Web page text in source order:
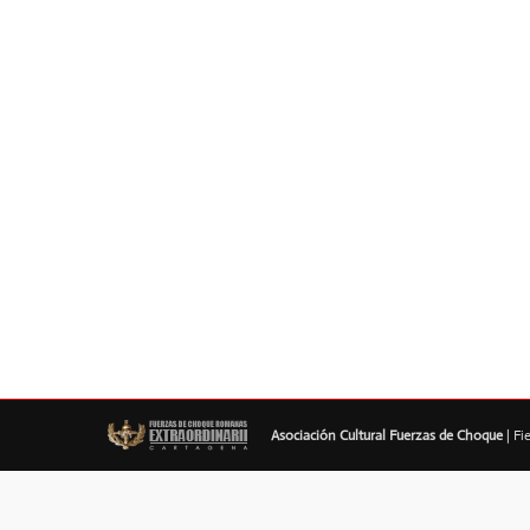
Asociación Cultural Fuerzas de Choque |